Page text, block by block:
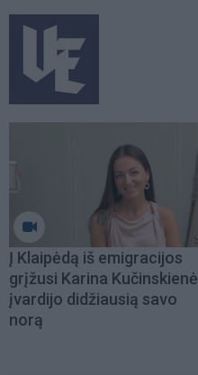
Į Klaipėdą iš emigracijos
grįžusi Karina Kučinskienė
įvardijo didžiausią savo
norą